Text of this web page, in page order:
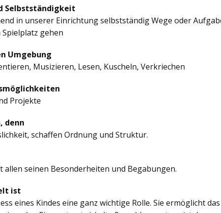
Selbstständigkeit
in unserer Einrichtung selbstständig Wege oder
gehen
Umgebung
Musizieren, Lesen, Kuscheln, Verkriechen
Projekte
denn
schaffen Ordnung und Struktur.
allen seinen Besonderheiten und Begabungen.
ist
eines Kindes eine ganz wichtige Rolle. Sie ermöglicht das